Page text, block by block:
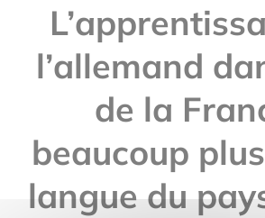
l’allemand
de la
beaucoup
langue du